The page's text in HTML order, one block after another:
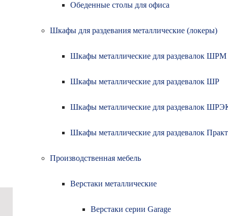
Обеденные столы для офиса
Шкафы для раздевания металлические (локеры)
Шкафы металлические для раздевалок ШРМ
Шкафы металлические для раздевалок ШР
Шкафы металлические для раздевалок
Шкафы металлические для раздевалок
Производственная мебель
Верстаки металлические
Верстаки серии Garage
Ваш вопрос:
CAPTCHA
5 + 2 =